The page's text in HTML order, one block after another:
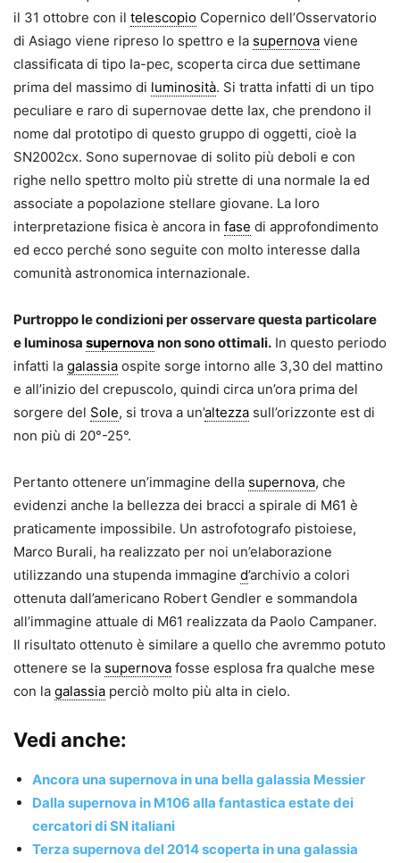
il 31 ottobre con il telescopio Copernico dell’Osservatorio
di Asiago viene ripreso lo spettro e la supernova viene
classificata di tipo Ia-pec, scoperta circa due settimane
prima del massimo di luminosità. Si tratta infatti di un tipo
peculiare e raro di supernovae dette Iax, che prendono il
nome dal prototipo di questo gruppo di oggetti, cioè la
SN2002cx. Sono supernovae di solito più deboli e con
righe nello spettro molto più strette di una normale Ia ed
associate a popolazione stellare giovane. La loro
interpretazione fisica è ancora in fase di approfondimento
ed ecco perché sono seguite con molto interesse dalla
comunità astronomica internazionale.
Purtroppo le condizioni per osservare questa particolare
e luminosa supernova non sono ottimali. In questo periodo
infatti la galassia ospite sorge intorno alle 3,30 del mattino
e all’inizio del crepuscolo, quindi circa un’ora prima del
sorgere del Sole, si trova a un’altezza sull’orizzonte est di
non più di 20°-25°.
Pertanto ottenere un’immagine della supernova, che
evidenzi anche la bellezza dei bracci a spirale di M61 è
praticamente impossibile. Un astrofotografo pistoiese,
Marco Burali, ha realizzato per noi un’elaborazione
utilizzando una stupenda immagine d’archivio a colori
ottenuta dall’americano Robert Gendler e sommandola
all’immagine attuale di M61 realizzata da Paolo Campaner.
Il risultato ottenuto è similare a quello che avremmo potuto
ottenere se la supernova fosse esplosa fra qualche mese
con la galassia perciò molto più alta in cielo.
Vedi anche:
Ancora una supernova in una bella galassia Messier
Dalla supernova in M106 alla fantastica estate dei
cercatori di SN italiani
Terza supernova del 2014 scoperta in una galassia